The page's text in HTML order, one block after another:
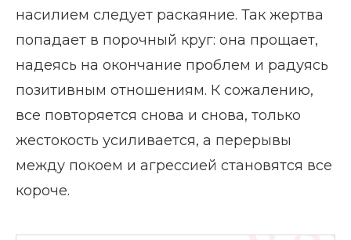
насилием следует раскаяние. Так жертва
попадает в порочный круг: она прощает,
надеясь на окончание проблем и радуясь
позитивным отношениям. К сожалению,
все повторяется снова и снова, только
жестокость усиливается, а перерывы
между покоем и агрессией становятся все
короче.